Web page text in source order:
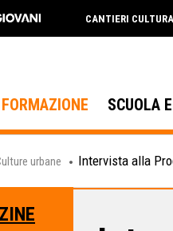
CANTIERI
SCUOLA
urbane Intervista alla